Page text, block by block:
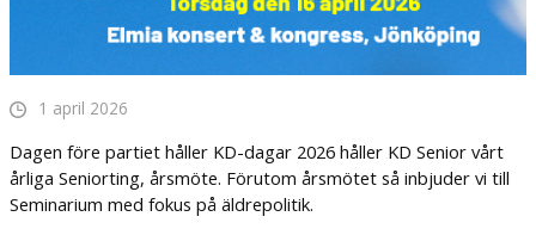
1 april 2026
Dagen före partiet håller KD-dagar 2026 håller KD Senior vårt
årliga Seniorting, årsmöte. Förutom årsmötet så inbjuder vi till
Seminarium med fokus på äldrepolitik.